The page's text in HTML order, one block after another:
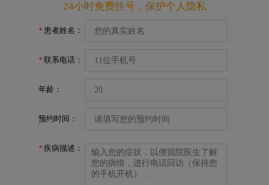
24小时免费挂号，保护个人隐私
* 患者姓名：
* 联系电话：
年龄：
预约时间：
* 疾病描述：